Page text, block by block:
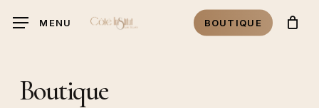
MENU BOUTIQUE
Boutique
Close